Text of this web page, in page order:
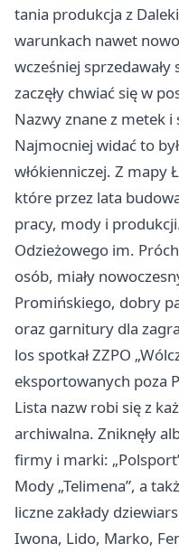
tania produkcja z
warunkach nawet
wcześniej
zaczęły chwiać się w
Nazwy znane z metek i
Najmocniej widać to
włókienniczej. Z mapy
które przez lata
pracy, mody i
Odzieżowego im.
osób, miały
Promińskiego, dobry
oraz garnitury dla
los spotkał ZZPO
eksportowanych poza
Lista nazw robi się z
archiwalna. Zniknęły
firmy i marki:
Mody „Telimena”, a
liczne zakłady
Iwona, Lido, Marko,